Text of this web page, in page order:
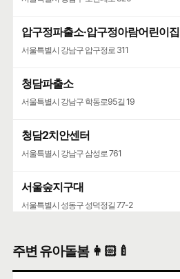
압구정파출소·압구정아람어린이집
서울특별시 강남구 압구정로 311
청담파출소
서울특별시 강남구 학동로95길 19
청담2치안센터
서울특별시 강남구 삼성로 761
서울숲지구대
서울특별시 성동구 성덕정길 77-2
서울특별시 성동구 뚝섬로 452
주변 유아돌봄 👩🏻‍🍼